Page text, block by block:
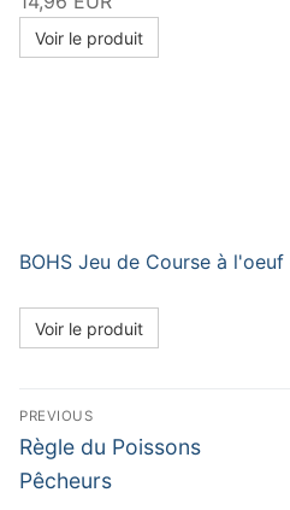
Voir le produit
BOHS Jeu de Course à
Voir le produit
Navigation
de
l’article
PREVIOUS
Previous
post:
Règle du Poissons
Pêcheurs